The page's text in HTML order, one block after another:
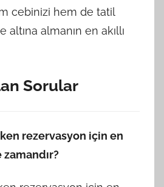
cebinizi hem de tatil
almanın en akıllı
Sorular
rezervasyon için en